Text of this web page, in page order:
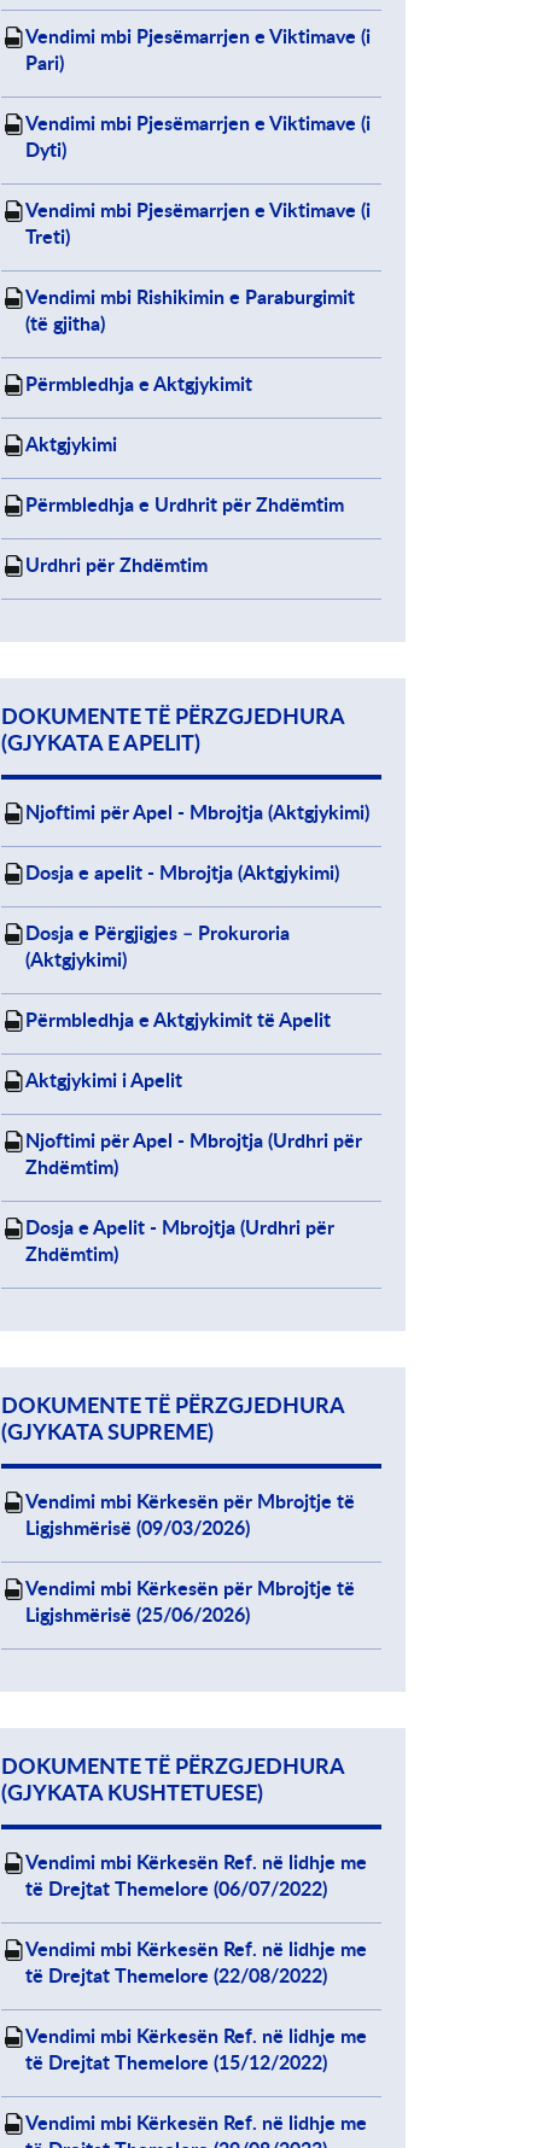
Vendimi mbi Pjesëmarrjen e Viktimave (i
Pari)
Vendimi mbi Pjesëmarrjen e Viktimave (i
Dyti)
Vendimi mbi Pjesëmarrjen e Viktimave (i
Treti)
Vendimi mbi Rishikimin e Paraburgimit
(të gjitha)
Përmbledhja e Aktgjykimit
Aktgjykimi
Përmbledhja e Urdhrit për Zhdëmtim
Urdhri për Zhdëmtim
DOKUMENTE TË PËRZGJEDHURA
(GJYKATA E APELIT)
Njoftimi për Apel - Mbrojtja (Aktgjykimi)
Dosja e apelit - Mbrojtja (Aktgjykimi)
Dosja e Përgjigjes – Prokuroria
(Aktgjykimi)
Përmbledhja e Aktgjykimit të Apelit
Aktgjykimi i Apelit
Njoftimi për Apel - Mbrojtja (Urdhri për
Zhdëmtim)
Dosja e Apelit - Mbrojtja (Urdhri për
Zhdëmtim)
DOKUMENTE TË PËRZGJEDHURA
(GJYKATA SUPREME)
Vendimi mbi Kërkesën për Mbrojtje të
Ligjshmërisë (09/03/2026)
Vendimi mbi Kërkesën për Mbrojtje të
Ligjshmërisë (25/06/2026)
DOKUMENTE TË PËRZGJEDHURA
(GJYKATA KUSHTETUESE)
Vendimi mbi Kërkesën Ref. në lidhje me
të Drejtat Themelore (06/07/2022)
Vendimi mbi Kërkesën Ref. në lidhje me
të Drejtat Themelore (22/08/2022)
Vendimi mbi Kërkesën Ref. në lidhje me
të Drejtat Themelore (15/12/2022)
Vendimi mbi Kërkesën Ref. në lidhje me